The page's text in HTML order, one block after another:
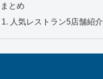
まとめ
人気レストラン5店舗紹介